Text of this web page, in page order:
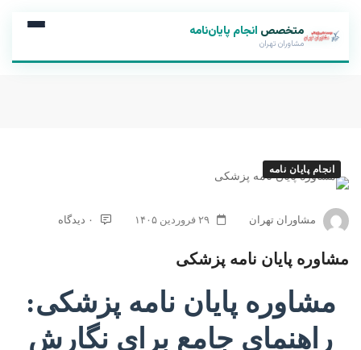
متخصص انجام پایان‌نامه
مشاوران تهران
انجام پایان نامه
مشاوران تهران ۲۹ فروردین ۱۴۰۵ ۰ دیدگاه
مشاوره پایان نامه پزشکی
مشاوره پایان نامه پزشکی:
راهنمای جامع برای نگارش